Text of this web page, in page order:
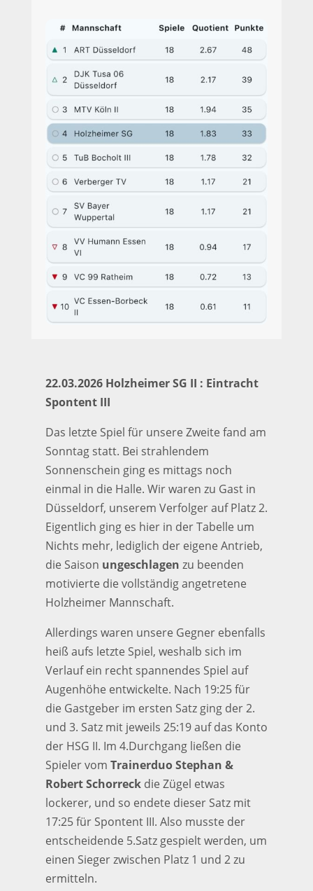
22.03.2026 Holzheimer SG II : Eintracht
Spontent III
Das letzte Spiel für unsere Zweite fand am
Sonntag statt. Bei strahlendem
Sonnenschein ging es mittags noch
einmal in die Halle. Wir waren zu Gast in
Düsseldorf, unserem Verfolger auf Platz 2.
Eigentlich ging es hier in der Tabelle um
Nichts mehr, lediglich der eigene Antrieb,
die Saison ungeschlagen zu beenden
motivierte die vollständig angetretene
Holzheimer Mannschaft.
Allerdings waren unsere Gegner ebenfalls
heiß aufs letzte Spiel, weshalb sich im
Verlauf ein recht spannendes Spiel auf
Augenhöhe entwickelte. Nach 19:25 für
die Gastgeber im ersten Satz ging der 2.
und 3. Satz mit jeweils 25:19 auf das Konto
der HSG II. Im 4.Durchgang ließen die
Spieler vom Trainerduo Stephan &
Robert Schorreckdie Zügel etwas
lockerer, und so endete dieser Satz mit
17:25 für Spontent III. Also musste der
entscheidende 5.Satz gespielt werden, um
einen Sieger zwischen Platz 1 und 2 zu
ermitteln.